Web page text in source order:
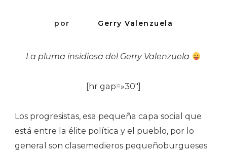
por Gerry Valenzuela
La pluma insidiosa del Gerry Valenzuela
[hr gap=»30″]
Los progresistas, esa pequeña capa social que
está entre la élite política y el pueblo, por lo
general son clasemedieros pequeñoburgueses